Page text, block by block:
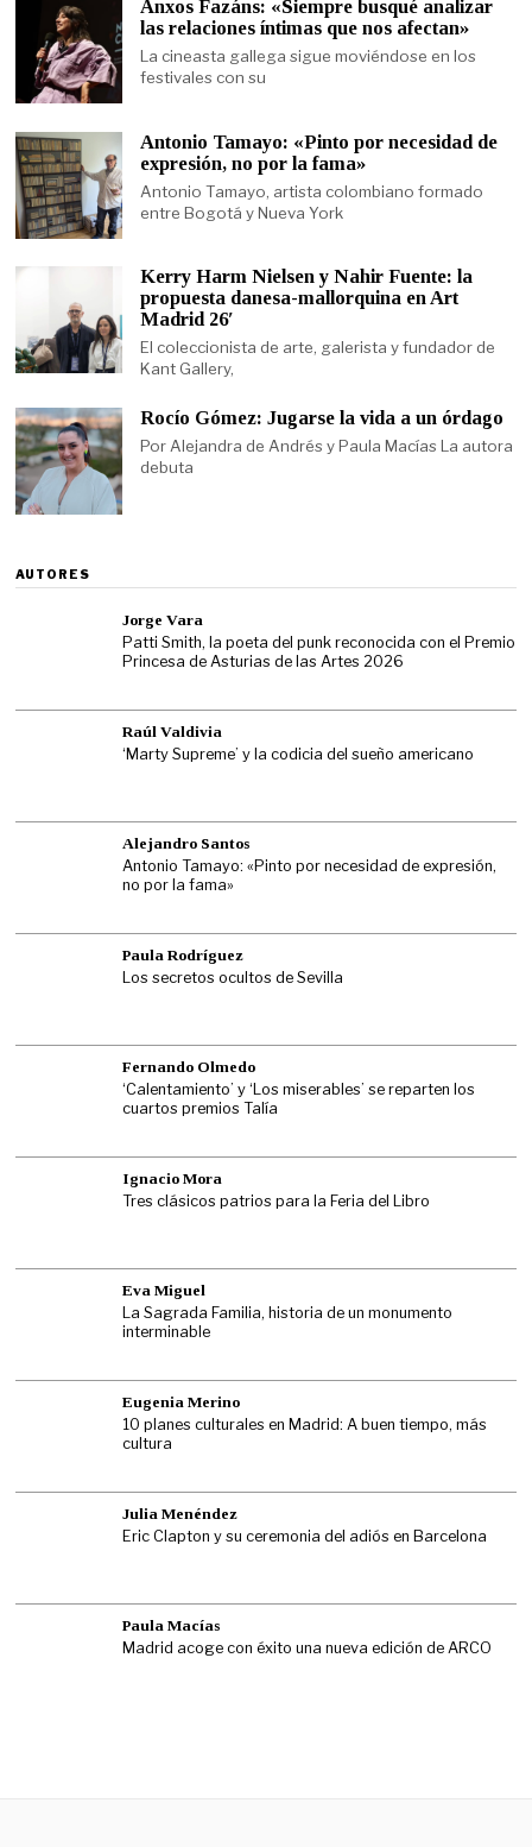
Anxos Fazáns: «Siempre busqué analizar
las relaciones íntimas que nos afectan»
La cineasta gallega sigue moviéndose en los
festivales con su
Antonio Tamayo: «Pinto por necesidad de
expresión, no por la fama»
Antonio Tamayo, artista colombiano formado
entre Bogotá y Nueva York
Kerry Harm Nielsen y Nahir Fuente: la
propuesta danesa-mallorquina en Art
Madrid 26′
El coleccionista de arte, galerista y fundador de
Kant Gallery,
Rocío Gómez: Jugarse la vida a un órdago
Por Alejandra de Andrés y Paula Macías La autora
debuta
AUTORES
Jorge Vara
Patti Smith, la poeta del punk reconocida con el Premio
Princesa de Asturias de las Artes 2026
Raúl Valdivia
‘Marty Supreme’ y la codicia del sueño americano
Alejandro Santos
Antonio Tamayo: «Pinto por necesidad de expresión,
no por la fama»
Paula Rodríguez
Los secretos ocultos de Sevilla
Fernando Olmedo
‘Calentamiento’ y ‘Los miserables’ se reparten los
cuartos premios Talía
Ignacio Mora
Tres clásicos patrios para la Feria del Libro
Eva Miguel
La Sagrada Familia, historia de un monumento
interminable
Eugenia Merino
10 planes culturales en Madrid: A buen tiempo, más
cultura
Julia Menéndez
Eric Clapton y su ceremonia del adiós en Barcelona
Paula Macías
Madrid acoge con éxito una nueva edición de ARCO